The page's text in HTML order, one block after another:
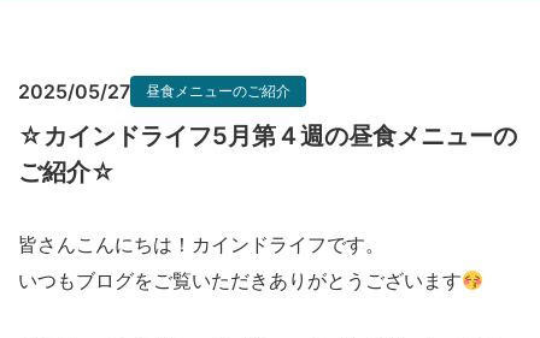
2025/05/27 昼食メニューのご紹介
☆カインドライフ5月第４週の昼食メニューの
ご紹介☆
皆さんこんにちは！カインドライフです。
いつもブログをご覧いただきありがとうございます